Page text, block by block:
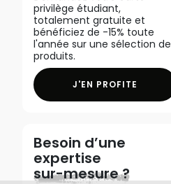
privilège étudiant,
totalement gratuite et
bénéficiez de -15% toute
l'année sur une sélection de
produits.
J'EN PROFITE
Besoin d’une
expertise
sur-mesure ?